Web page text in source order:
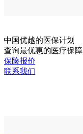
中国优越的医保计划
查询最优惠的医疗保障
保险报价
联系我们